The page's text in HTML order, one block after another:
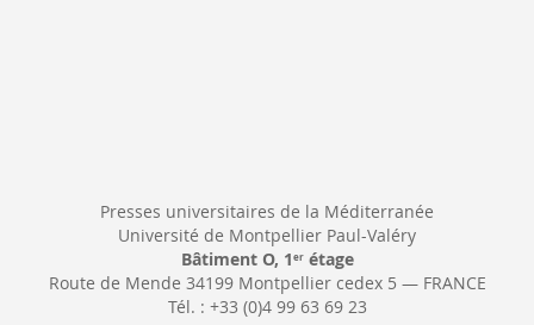
Presses universitaires de la Méditerranée
Université de Montpellier Paul-Valéry
Bâtiment O, 1 erétage
Route de Mende 34199 Montpellier cedex 5 — FRANCE
Tél. : +33 (0)4 99 63 69 23